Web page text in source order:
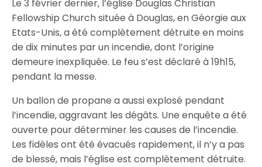
Le 3 février dernier, l’église Douglas Christian
Fellowship Church située à Douglas, en Géorgie aux
Etats-Unis, a été complètement détruite en moins
de dix minutes par un incendie, dont l’origine
demeure inexpliquée. Le feu s’est déclaré à 19h15,
pendant la messe.
Un ballon de propane a aussi explosé pendant
l’incendie, aggravant les dégâts. Une enquête a été
ouverte pour déterminer les causes de l’incendie.
Les fidèles ont été évacués rapidement, il n’y a pas
de blessé, mais l’église est complètement détruite.